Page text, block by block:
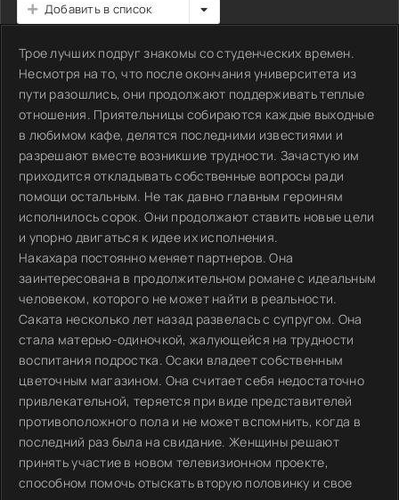
Добавить в список
Трое лучших подруг знакомы со студенческих времен.
Несмотря на то, что после окончания университета из
пути разошлись, они продолжают поддерживать теплые
отношения. Приятельницы собираются каждые выходные
в любимом кафе, делятся последними известиями и
разрешают вместе возникшие трудности. Зачастую им
приходится откладывать собственные вопросы ради
помощи остальным. Не так давно главным героиням
исполнилось сорок. Они продолжают ставить новые цели
и упорно двигаться к идее их исполнения.
Накахара постоянно меняет партнеров. Она
заинтересована в продолжительном романе с идеальным
человеком, которого не может найти в реальности.
Саката несколько лет назад развелась с супругом. Она
стала матерью-одиночкой, жалующейся на трудности
воспитания подростка. Осаки владеет собственным
цветочным магазином. Она считает себя недостаточно
привлекательной, теряется при виде представителей
противоположного пола и не может вспомнить, когда в
последний раз была на свидание. Женщины решают
принять участие в новом телевизионном проекте,
способном помочь отыскать вторую половинку и свое